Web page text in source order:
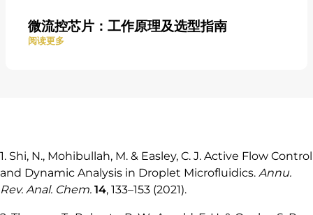
微流控芯片：工作原理及选型指南
阅读更多
1. Shi, N., Mohibullah, M. & Easley, C. J. Active Flow Control
and Dynamic Analysis in Droplet Microfluidics. Annu.
Rev. Anal. Chem. 14, 133–153 (2021).